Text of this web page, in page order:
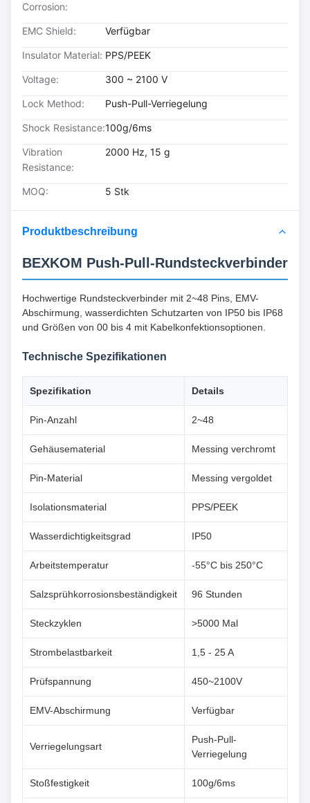
Corrosion:
EMC Shield: Verfügbar
Insulator Material: PPS/PEEK
Voltage: 300 ~ 2100 V
Lock Method: Push-Pull-Verriegelung
Shock Resistance:100g/6ms
Vibration
Resistance:
2000 Hz, 15 g
MOQ: 5 Stk
Produktbeschreibung
BEXKOM Push-Pull-Rundsteckverbinder
Hochwertige Rundsteckverbinder mit 2~48 Pins, EMV-
Abschirmung, wasserdichten Schutzarten von IP50 bis IP68
und Größen von 00 bis 4 mit Kabelkonfektionsoptionen.
Technische Spezifikationen
Spezifikation Details
Pin-Anzahl 2~48
Gehäusematerial Messing verchromt
Pin-Material Messing vergoldet
Isolationsmaterial PPS/PEEK
Wasserdichtigkeitsgrad IP50
Arbeitstemperatur -55°C bis 250°C
Salzsprühkorrosionsbeständigkeit 96 Stunden
Steckzyklen >5000 Mal
Strombelastbarkeit 1,5 - 25 A
Prüfspannung 450~2100V
EMV-Abschirmung Verfügbar
Verriegelungsart
Push-Pull-
Verriegelung
Stoßfestigkeit 100g/6ms